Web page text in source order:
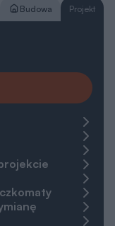
Budowa Projekt